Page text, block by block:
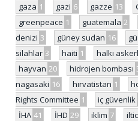
gaza 1 gazi 6 gazze 13
greenpeace 1 guatemala 2
denizi 3 güney sudan 16
silahlar 3 haiti 1 halkı
hayvan 20 hidrojen bombası
nagasaki 16 hırvatistan 1
Rights Committee 1 iç güvenlik
İHA 41 İHD 29 iklim 7